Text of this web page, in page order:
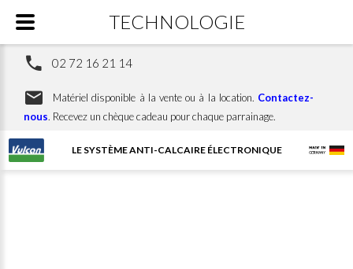
02 72 16 21 14
Matériel disponible à la vente ou à la location. Contactez-
nous. Recevez un chèque cadeau pour chaque parrainage.
LE SYSTÈME ANTI-CALCAIRE ÉLECTRONIQUE
TECHNOLOGIE